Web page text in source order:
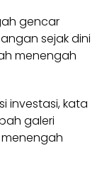
gencar
sejak dini
menengah
investasi, kata
galeri